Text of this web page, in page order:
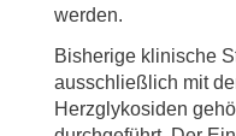
werden.
Bisherige klinische
ausschließlich mit
Herzglykosiden